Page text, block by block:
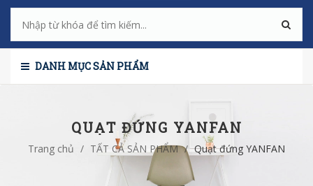
DANH MỤC SẢN PHẨM
QUẠT ĐỨNG YANFAN
Trang chủ / TẤT CẢ SẢN PHẨM / Quạt đứng YANFAN